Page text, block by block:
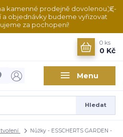
kamenné prodejně dovolenou. E-
objednávky budeme vyřizovat
za pochopení!
Menu
Hledat
0 ks
0 Kč
Nůžky - ESSCHERTS GARDEN -